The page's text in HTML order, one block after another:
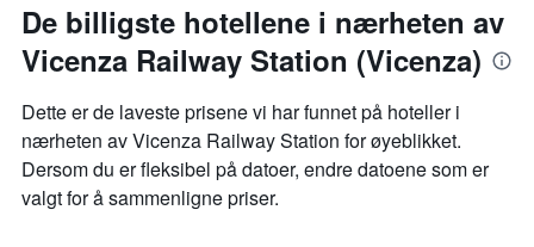
De billigste hotellene i nærheten av
Vicenza Railway Station (Vicenza)
Dette er de laveste prisene vi har funnet på hoteller i
nærheten av Vicenza Railway Station for øyeblikket.
Dersom du er fleksibel på datoer, endre datoene som er
valgt for å sammenligne priser.